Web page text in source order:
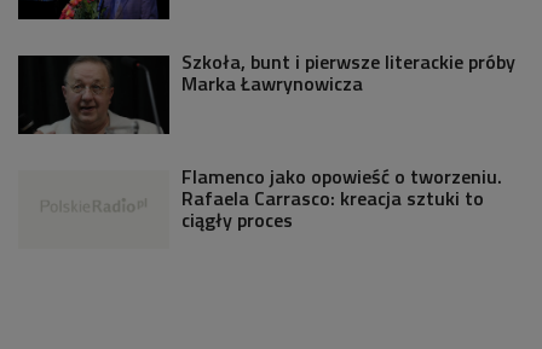
Szkoła, bunt i pierwsze literackie próby
Marka Ławrynowicza
Flamenco jako opowieść o tworzeniu.
Rafaela Carrasco: kreacja sztuki to
ciągły proces